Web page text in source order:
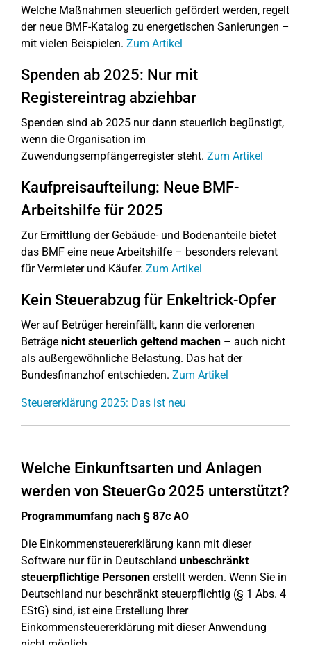
Welche Maßnahmen steuerlich gefördert werden, regelt
der neue BMF-Katalog zu energetischen Sanierungen –
mit vielen Beispielen. Zum Artikel
Spenden ab 2025: Nur mit
Registereintrag abziehbar
Spenden sind ab 2025 nur dann steuerlich begünstigt,
wenn die Organisation im
Zuwendungsempfängerregister steht. Zum Artikel
Kaufpreisaufteilung: Neue BMF-
Arbeitshilfe für 2025
Zur Ermittlung der Gebäude- und Bodenanteile bietet
das BMF eine neue Arbeitshilfe – besonders relevant
für Vermieter und Käufer. Zum Artikel
Kein Steuerabzug für Enkeltrick-Opfer
Wer auf Betrüger hereinfällt, kann die verlorenen
Beträge nicht steuerlich geltend machen – auch nicht
als außergewöhnliche Belastung. Das hat der
Bundesfinanzhof entschieden. Zum Artikel
Steuererklärung 2025: Das ist neu
Welche Einkunftsarten und Anlagen
werden von SteuerGo 2025 unterstützt?
Programmumfang nach § 87c AO
Die Einkommensteuererklärung kann mit dieser
Software nur für in Deutschland unbeschränkt
steuerpflichtige Personen erstellt werden. Wenn Sie in
Deutschland nur beschränkt steuerpflichtig (§ 1 Abs. 4
EStG) sind, ist eine Erstellung Ihrer
Einkommensteuererklärung mit dieser Anwendung